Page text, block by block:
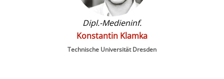
Dipl.-Medieninf.
Konstantin Klamka
Technische Universität Dresden